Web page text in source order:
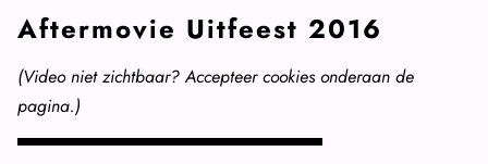
Aftermovie Uitfeest 2016
(Video niet zichtbaar? Accepteer cookies onderaan de
pagina.)